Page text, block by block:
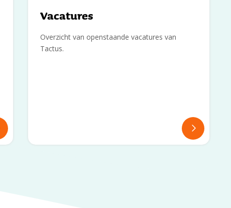
Vacatures
Overzicht van openstaande vacatures van
Tactus.